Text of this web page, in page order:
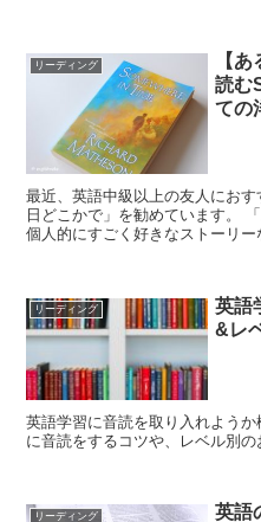
リーディング
【
読む
ての
最近、英語中級以上の友人にお
日どこかで」を勧めています。 「ある日どこかで」というのは私が
個人的にすごく好きなストーリ
リーディング
英語
&レ
英語学習に音読を取り入れよう
に音読をするコツや、レベル別の
リーディング
英語